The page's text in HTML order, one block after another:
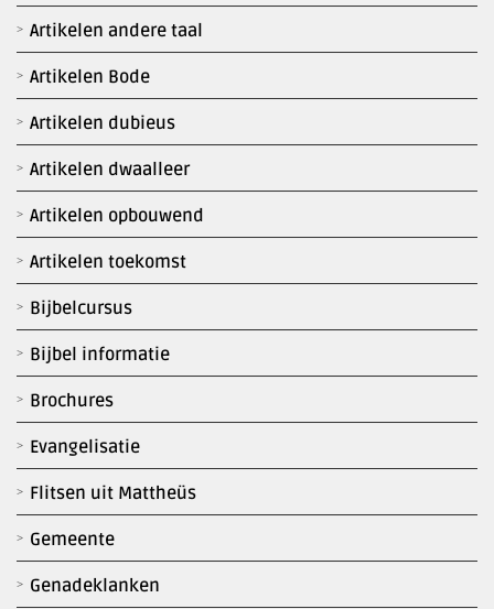
Artikelen andere taal
Artikelen Bode
Artikelen dubieus
Artikelen dwaalleer
Artikelen opbouwend
Artikelen toekomst
Bijbelcursus
Bijbel informatie
Brochures
Evangelisatie
Flitsen uit Mattheüs
Gemeente
Genadeklanken